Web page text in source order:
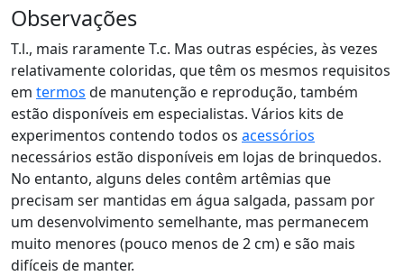
Observações
T.l., mais raramente T.c. Mas outras espécies, às vezes
relativamente coloridas, que têm os mesmos requisitos
em termos de manutenção e reprodução, também
estão disponíveis em especialistas. Vários kits de
experimentos contendo todos os acessórios
necessários estão disponíveis em lojas de brinquedos.
No entanto, alguns deles contêm artêmias que
precisam ser mantidas em água salgada, passam por
um desenvolvimento semelhante, mas permanecem
muito menores (pouco menos de 2 cm) e são mais
difíceis de manter.